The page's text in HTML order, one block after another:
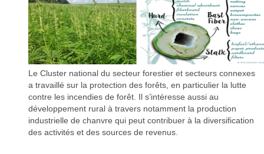
Le Cluster national du secteur forestier et secteurs connexes
a travaillé sur la protection des forêts, en particulier la lutte
contre les incendies de forêt. Il s’intéresse aussi au
développement rural à travers notamment la production
industrielle de chanvre qui peut contribuer à la diversification
des activités et des sources de revenus.